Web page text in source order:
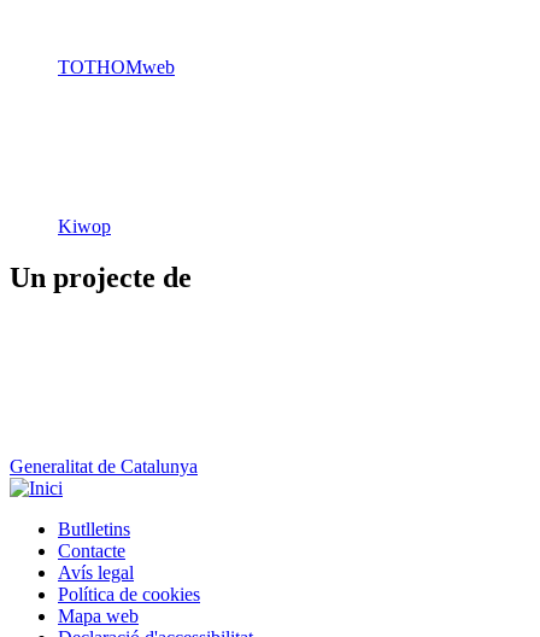
TOTHOMweb
Kiwop
Un projecte de
Generalitat de Catalunya
Peu
Butlletins
Contacte
Avís legal
Política de cookies
Mapa web